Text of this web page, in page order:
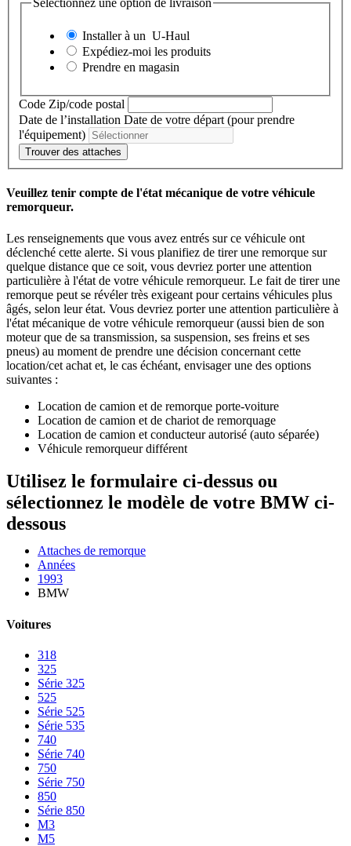
Sélectionnez une option de livraison
Installer à un U-Haul
Expédiez-moi les produits
Prendre en magasin
Code Zip/code postal
Date de l’installation Date de votre départ (pour prendre
l'équipement)
Trouver des attaches
Veuillez tenir compte de l'état mécanique de votre véhicule
remorqueur.
Les renseignements que vous avez entrés sur ce véhicule ont
déclenché cette alerte. Si vous planifiez de tirer une remorque sur
quelque distance que ce soit, vous devriez porter une attention
particulière à l'état de votre véhicule remorqueur. Le fait de tirer une
remorque peut se révéler très exigeant pour certains véhicules plus
âgés, selon leur état. Vous devriez porter une attention particulière à
l'état mécanique de votre véhicule remorqueur (aussi bien de son
moteur que de sa transmission, sa suspension, ses freins et ses
pneus) au moment de prendre une décision concernant cette
location/cet achat et, le cas échéant, envisager une des options
suivantes :
Location de camion et de remorque porte-voiture
Location de camion et de chariot de remorquage
Location de camion et conducteur autorisé (auto séparée)
Véhicule remorqueur différent
Utilisez le formulaire ci-dessus ou
sélectionnez le modèle de votre BMW ci-
dessous
Attaches de remorque
Années
1993
BMW
Voitures
318
325
Série 325
525
Série 525
Série 535
740
Série 740
750
Série 750
850
Série 850
M3
M5